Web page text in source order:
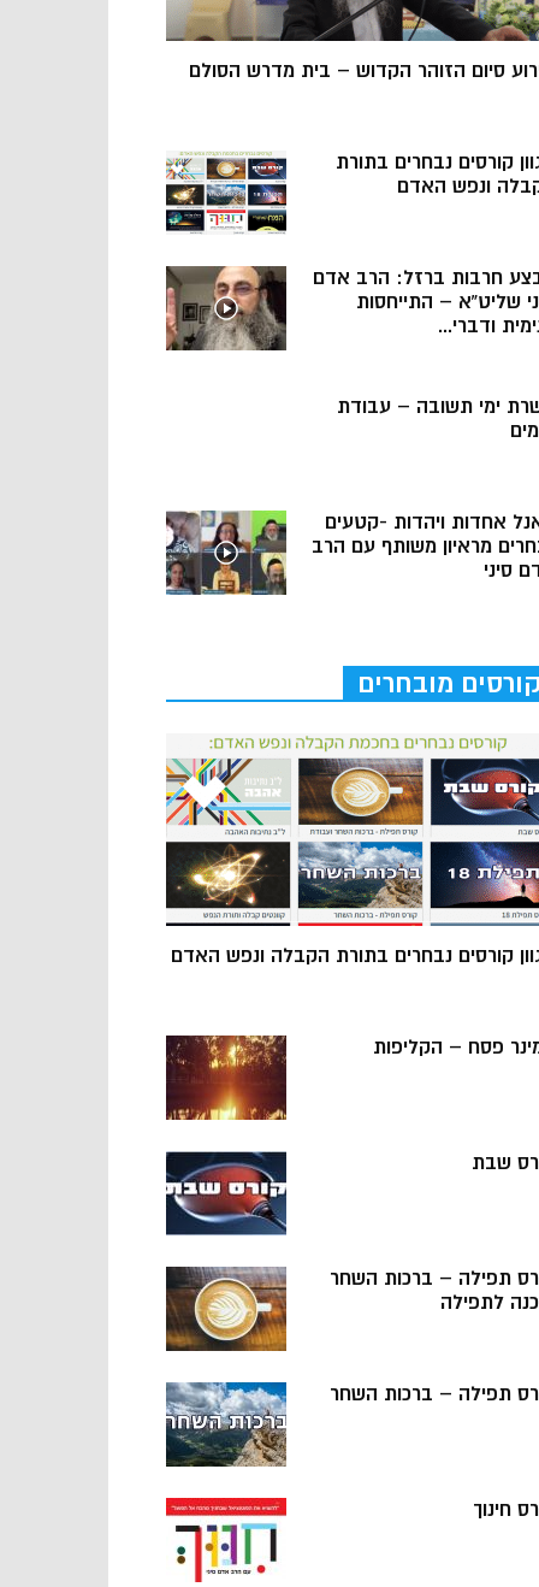
סיום הזוהר הקדוש – בית מדרש הסולם
קורסים נבחרים בתורת
ונפש האדם
חרבות ברזל: הרב אדם
שליט”א – התייחסות
ודברי...
ימי תשובה – עבודת
אחדות ויהדות -קטעים
מראיון משותף עם הרב
סיני
קורסים מובחרים
קורסים נבחרים בתורת הקבלה ונפש האדם
פסח – הקליפות
שבת
תפילה – ברכות השחר
לתפילה
תפילה – ברכות השחר
חינוך